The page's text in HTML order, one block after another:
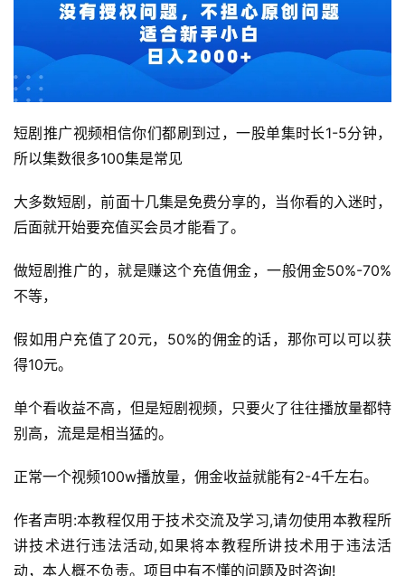
短剧推广视频相信你们都刷到过，一股单集时长1-5分钟，
所以集数很多100集是常见
大多数短剧，前面十几集是免费分享的，当你看的入迷时，
后面就开始要充值买会员才能看了。
做短剧推广的，就是赚这个充值佣金，一般佣金50%-70%
不等，
假如用户充值了20元，50%的佣金的话，那你可以可以获
得10元。
单个看收益不高，但是短剧视频，只要火了往往播放量都特
别高，流是是相当猛的。
正常一个视频100w播放量，佣金收益就能有2-4千左右。
作者声明:本教程仅用于技术交流及学习,请勿使用本教程所
讲技术进行违法活动,如果将本教程所讲技术用于违法活
动，本人概不负责。项目中有不懂的问题及时咨询!